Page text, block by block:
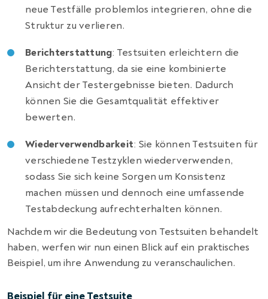
neue Testfälle problemlos integrieren, ohne die
Struktur zu verlieren.
Berichterstattung: Testsuiten erleichtern die
Berichterstattung, da sie eine kombinierte
Ansicht der Testergebnisse bieten. Dadurch
können Sie die Gesamtqualität effektiver
bewerten.
Wiederverwendbarkeit: Sie können Testsuiten für
verschiedene Testzyklen wiederverwenden,
sodass Sie sich keine Sorgen um Konsistenz
machen müssen und dennoch eine umfassende
Testabdeckung aufrechterhalten können.
Nachdem wir die Bedeutung von Testsuiten behandelt
haben, werfen wir nun einen Blick auf ein praktisches
Beispiel, um ihre Anwendung zu veranschaulichen.